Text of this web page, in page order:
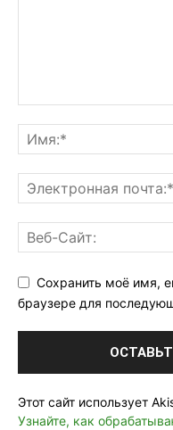
Сохранить моё имя,
браузере для
Этот сайт использует
Узнайте, как